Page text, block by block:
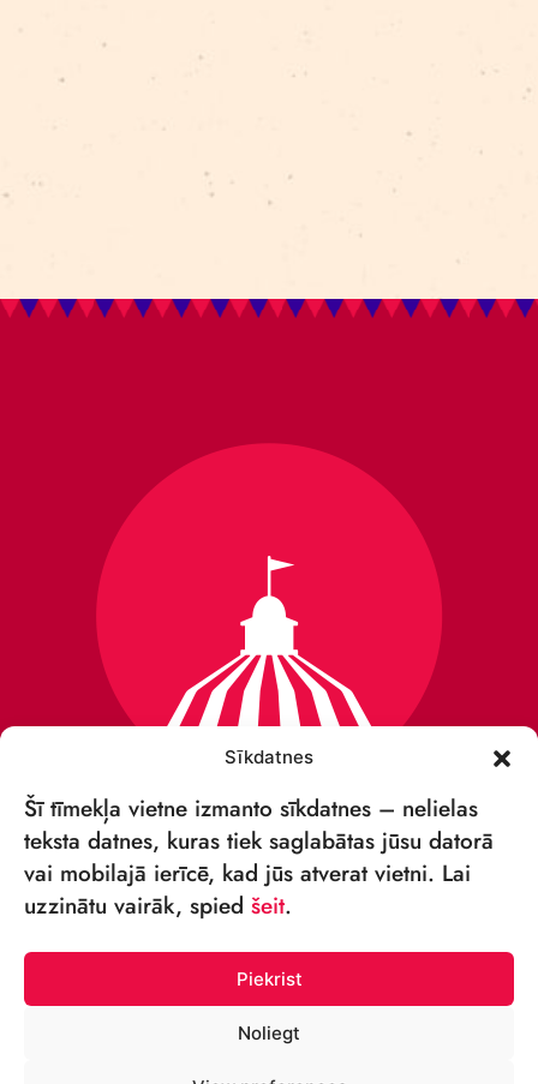
Sīkdatnes
Šī tīmekļa vietne izmanto sīkdatnes – nelielas
teksta datnes, kuras tiek saglabātas jūsu datorā
vai mobilajā ierīcē, kad jūs atverat vietni. Lai
uzzinātu vairāk, spied šeit.
Piekrist
Noliegt
VSIA „RĪGAS CIRKS”
Merķeļa iela 4,
Rīga, LV-1050 Latvija
Reģ. nr: 40003027789
ТЕЛЕФОН: